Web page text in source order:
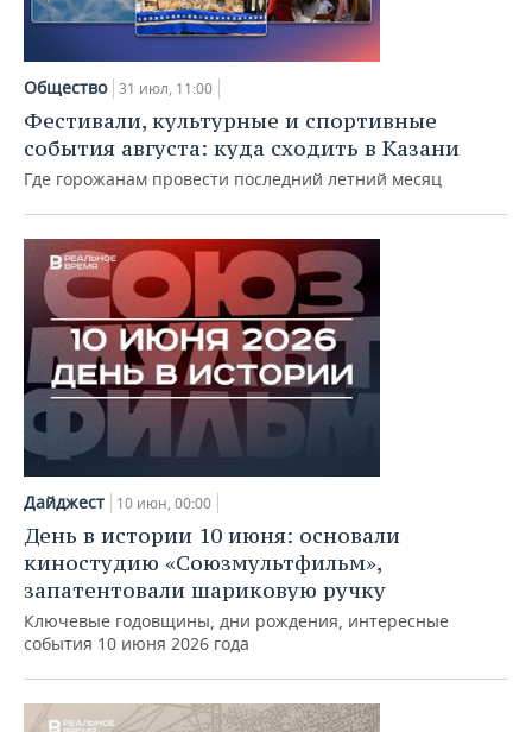
Общество 31 июл, 11:00
Фестивали, культурные и спортивные
события августа: куда сходить в Казани
Где горожанам провести последний летний месяц
Дайджест 10 июн, 00:00
День в истории 10 июня: основали
киностудию «Союзмультфильм»,
запатентовали шариковую ручку
Ключевые годовщины, дни рождения, интересные
события 10 июня 2026 года